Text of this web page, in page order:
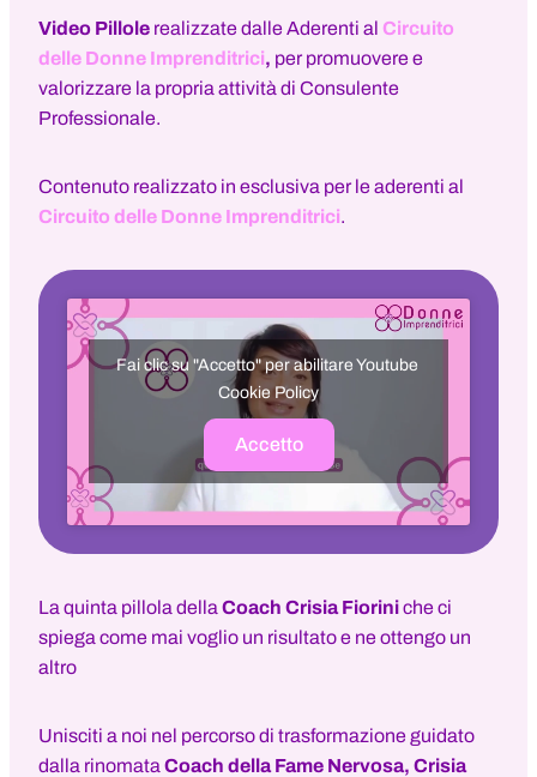
Video Pillole realizzate dalle Aderenti al Circuito
delle Donne Imprenditrici, per promuovere e
valorizzare la propria attività di Consulente
Professionale.
Contenuto realizzato in esclusiva per le aderenti al
Circuito delle Donne Imprenditrici.
Fai clic su "Accetto" per abilitare Youtube
Cookie Policy
Accetto
La quinta pillola della Coach Crisia Fioriniche ci
spiega come mai voglio un risultato e ne ottengo un
altro
Unisciti a noi nel percorso di trasformazione guidato
dalla rinomata Coach della Fame Nervosa, Crisia